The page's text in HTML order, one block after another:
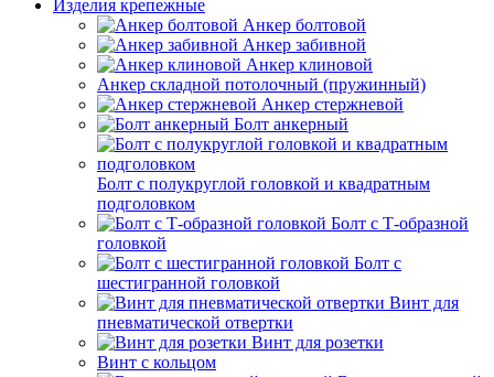
Изделия крепежные
Анкер болтовой
Анкер забивной
Анкер клиновой
Анкер складной потолочный (пружинный)
Анкер стержневой
Болт анкерный
Болт с полукруглой головкой и квадратным
подголовком
Болт с Т-образной
головкой
Болт с
шестигранной головкой
Винт для
пневматической отвертки
Винт для розетки
Винт с кольцом